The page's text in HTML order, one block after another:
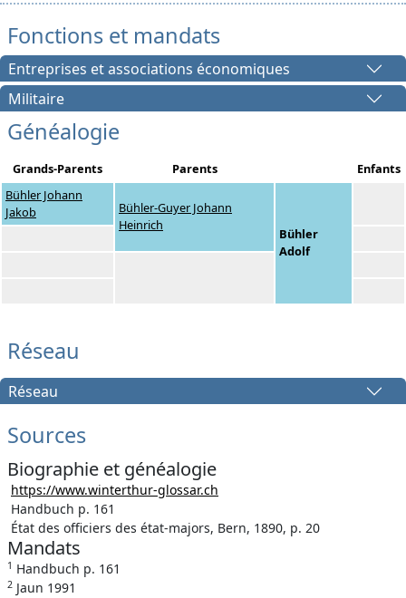
Fonctions et mandats
Entreprises et associations économiques
Militaire
Généalogie
Grands-Parents Parents
Enfants
Bühler Johann
Jakob
Bühler-Guyer Johann
Heinrich
Bühler
Adolf
Réseau
Réseau
Sources
Biographie et généalogie
https://www.winterthur-glossar.ch
Handbuch p. 161
État des officiers des état-majors, Bern, 1890, p. 20
Mandats
1 Handbuch p. 161
2 Jaun 1991